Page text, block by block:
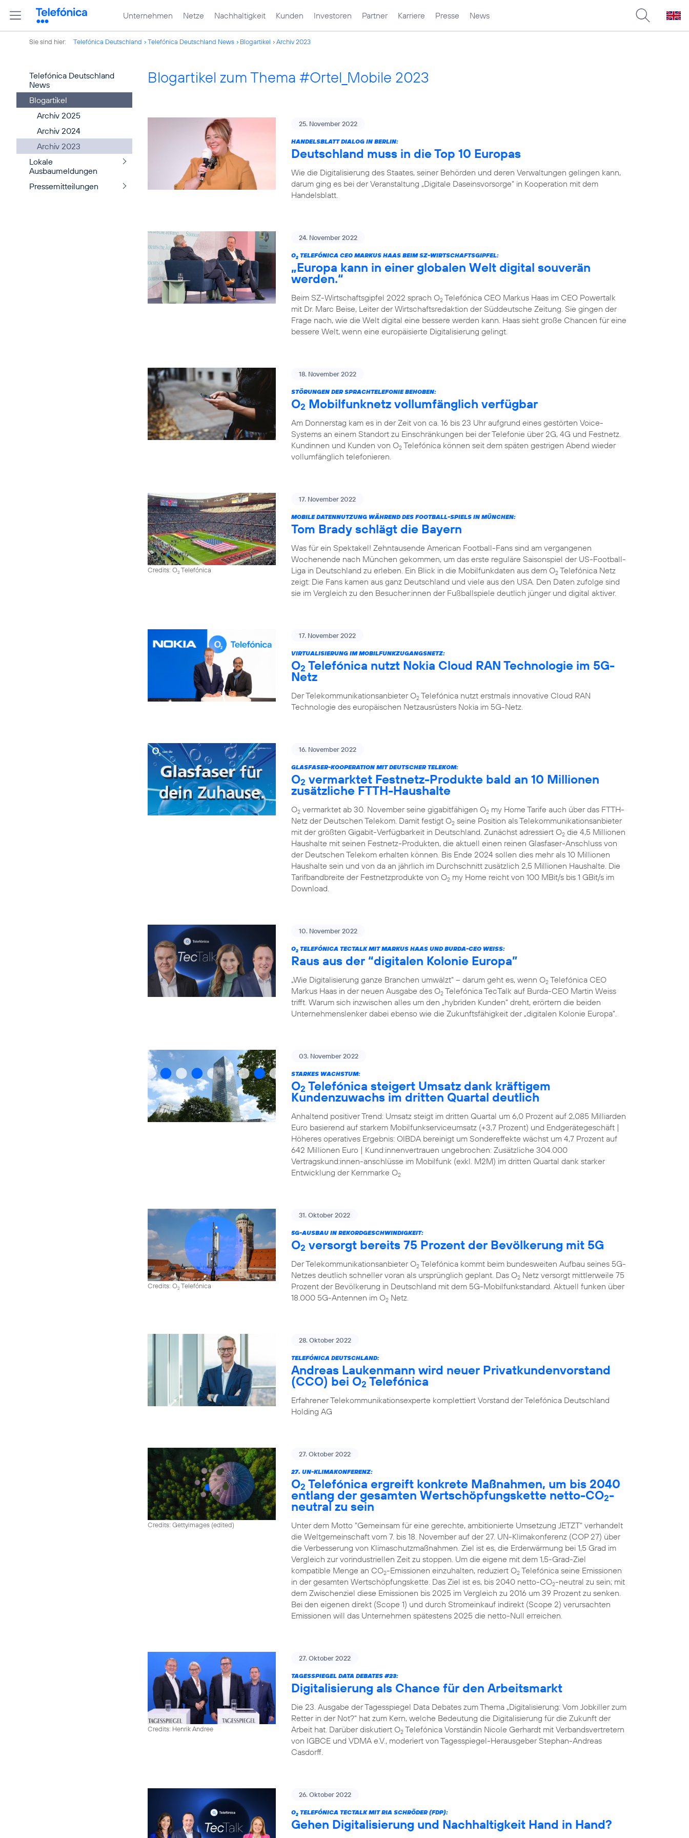
Unternehmen Netze Nachhaltigkeit Kunden Investoren Partner Karriere Presse News
Sie sind hier: Telefónica Deutschland Telefónica Deutschland News Blogartikel Archiv 2023
Telefónica Deutschland
News
Blogartikel
Archiv 2025
Archiv 2024
Archiv 2023
Lokale
Ausbaumeldungen
Pressemitteilungen
Blogartikel zum Thema #Ortel_Mobile 2023
25. November 2022
HANDELSBLATT DIALOG IN BERLIN:
Deutschland muss in die Top 10 Europas
Wie die Digitalisierung des Staates, seiner Behörden und deren Verwaltungen gelingen kann,
darum ging es bei der Veranstaltung „Digitale Daseinsvorsorge“ in Kooperation mit dem
Handelsblatt.
24. November 2022
O2 TELEFÓNICA CEO MARKUS HAAS BEIM SZ-WIRTSCHAFTSGIPFEL:
„Europa kann in einer globalen Welt digital souverän
werden.“
Beim SZ-Wirtschaftsgipfel 2022 sprach O2 Telefónica CEO Markus Haas im CEO Powertalk
mit Dr. Marc Beise, Leiter der Wirtschaftsredaktion der Süddeutsche Zeitung. Sie gingen der
Frage nach, wie die Welt digital eine bessere werden kann. Haas sieht große Chancen für eine
bessere Welt, wenn eine europäisierte Digitalisierung gelingt.
18. November 2022
STÖRUNGEN DER SPRACHTELEFONIE BEHOBEN:
O2 Mobilfunknetz vollumfänglich verfügbar
Am Donnerstag kam es in der Zeit von ca. 16 bis 23 Uhr aufgrund eines gestörten Voice-
Systems an einem Standort zu Einschränkungen bei der Telefonie über 2G, 4G und Festnetz.
Kundinnen und Kunden von O2 Telefónica können seit dem späten gestrigen Abend wieder
vollumfänglich telefonieren.
Credits: O2Telefónica
17. November 2022
MOBILE DATENNUTZUNG WÄHREND DES FOOTBALL-SPIELS IN MÜNCHEN:
Tom Brady schlägt die Bayern
Was für ein Spektakel! Zehntausende American Football-Fans sind am vergangenen
Wochenende nach München gekommen, um das erste reguläre Saisonspiel der US-Football-
Liga in Deutschland zu erleben. Ein Blick in die Mobilfunkdaten aus dem O2 Telefónica Netz
zeigt: Die Fans kamen aus ganz Deutschland und viele aus den USA. Den Daten zufolge sind
sie im Vergleich zu den Besucher:innen der Fußballspiele deutlich jünger und digital aktiver.
17. November 2022
VIRTUALISIERUNG IM MOBILFUNKZUGANGSNETZ:
O2 Telefónica nutzt Nokia Cloud RAN Technologie im 5G-
Netz
Der Telekommunikationsanbieter O2 Telefónica nutzt erstmals innovative Cloud RAN
Technologie des europäischen Netzausrüsters Nokia im 5G-Netz.
16. November 2022
GLASFASER-KOOPERATION MIT DEUTSCHER TELEKOM:
O2 vermarktet Festnetz-Produkte bald an 10 Millionen
zusätzliche FTTH-Haushalte
O2 vermarktet ab 30. November seine gigabitfähigen O2 my Home Tarife auch über das FTTH-
Netz der Deutschen Telekom. Damit festigt O2 seine Position als Telekommunikationsanbieter
mit der größten Gigabit-Verfügbarkeit in Deutschland. Zunächst adressiert O2 die 4,5 Millionen
Haushalte mit seinen Festnetz-Produkten, die aktuell einen reinen Glasfaser-Anschluss von
der Deutschen Telekom erhalten können. Bis Ende 2024 sollen dies mehr als 10 Millionen
Haushalte sein und von da an jährlich im Durchschnitt zusätzlich 2,5 Millionen Haushalte. Die
Tarifbandbreite der Festnetzprodukte von O2 my Home reicht von 100 MBit/s bis 1 GBit/s im
Download.
10. November 2022
O2 TELEFÓNICA TECTALK MIT MARKUS HAAS UND BURDA-CEO WEISS:
Raus aus der “digitalen Kolonie Europa”
„Wie Digitalisierung ganze Branchen umwälzt“ – darum geht es, wenn O2 Telefónica CEO
Markus Haas in der neuen Ausgabe des O2 Telefónica TecTalk auf Burda-CEO Martin Weiss
trifft. Warum sich inzwischen alles um den „hybriden Kunden“ dreht, erörtern die beiden
Unternehmenslenker dabei ebenso wie die Zukunftsfähigkeit der „digitalen Kolonie Europa“.
03. November 2022
STARKES WACHSTUM:
O2 Telefónica steigert Umsatz dank kräftigem
Kundenzuwachs im dritten Quartal deutlich
Anhaltend positiver Trend: Umsatz steigt im dritten Quartal um 6,0 Prozent auf 2,085 Milliarden
Euro basierend auf starkem Mobilfunkserviceumsatz (+3,7 Prozent) und Endgerätegeschäft |
Höheres operatives Ergebnis: OIBDA bereinigt um Sondereffekte wächst um 4,7 Prozent auf
642 Millionen Euro | Kund:innenvertrauen ungebrochen: Zusätzliche 304.000
Vertragskund:innen-anschlüsse im Mobilfunk (exkl. M2M) im dritten Quartal dank starker
Entwicklung der Kernmarke O2
Credits: O2Telefónica
31. Oktober 2022
5G-AUSBAU IN REKORDGESCHWINDIGKEIT:
O2 versorgt bereits 75 Prozent der Bevölkerung mit 5G
Der Telekommunikationsanbieter O2 Telefónica kommt beim bundesweiten Aufbau seines 5G-
Netzes deutlich schneller voran als ursprünglich geplant. Das O2 Netz versorgt mittlerweile 75
Prozent der Bevölkerung in Deutschland mit dem 5G-Mobilfunkstandard. Aktuell funken über
18.000 5G-Antennen im O2 Netz.
28. Oktober 2022
TELEFÓNICA DEUTSCHLAND:
Andreas Laukenmann wird neuer Privatkundenvorstand
(CCO) bei O2 Telefónica
Erfahrener Telekommunikationsexperte komplettiert Vorstand der Telefónica Deutschland
Holding AG
Credits: Gettyimages (edited)
27. Oktober 2022
27. UN-KLIMAKONFERENZ:
O2 Telefónica ergreift konkrete Maßnahmen, um bis 2040
entlang der gesamten Wertschöpfungskette netto-CO2-
neutral zu sein
Unter dem Motto "Gemeinsam für eine gerechte, ambitionierte Umsetzung JETZT" verhandelt
die Weltgemeinschaft vom 7. bis 18. November auf der 27. UN-Klimakonferenz (COP 27) über
die Verbesserung von Klimaschutzmaßnahmen. Ziel ist es, die Erderwärmung bei 1,5 Grad im
Vergleich zur vorindustriellen Zeit zu stoppen. Um die eigene mit dem 1,5-Grad-Ziel
kompatible Menge an CO2-Emissionen einzuhalten, reduziert O2 Telefónica seine Emissionen
in der gesamten Wertschöpfungskette. Das Ziel ist es, bis 2040 netto-CO2-neutral zu sein; mit
dem Zwischenziel diese Emissionen bis 2025 im Vergleich zu 2016 um 39 Prozent zu senken.
Bei den eigenen direkt (Scope 1) und durch Stromeinkauf indirekt (Scope 2) verursachten
Emissionen will das Unternehmen spätestens 2025 die netto-Null erreichen.
Credits: Henrik Andree
27. Oktober 2022
TAGESSPIEGEL DATA DEBATES #23:
Digitalisierung als Chance für den Arbeitsmarkt
Die 23. Ausgabe der Tagesspiegel Data Debates zum Thema „Digitalisierung: Vom Jobkiller zum
Retter in der Not?“ hat zum Kern, welche Bedeutung die Digitalisierung für die Zukunft der
Arbeit hat. Darüber diskutiert O2 Telefónica Vorständin Nicole Gerhardt mit Verbandsvertretern
von IGBCE und VDMA e.V., moderiert von Tagesspiegel-Herausgeber Stephan-Andreas
Casdorff.
26. Oktober 2022
O2 TELEFÓNICA TECTALK MIT RIA SCHRÖDER (FDP):
Gehen Digitalisierung und Nachhaltigkeit Hand in Hand?